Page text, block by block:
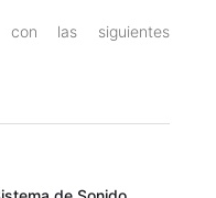
las siguientes